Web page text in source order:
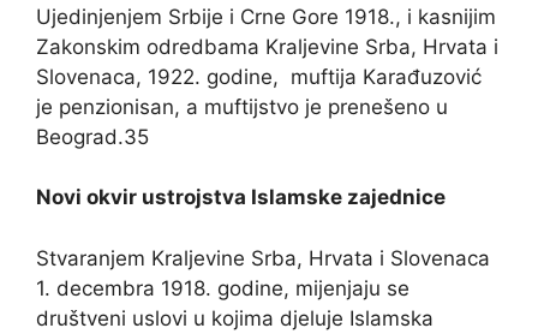
Ujedinjenjem Srbije i Crne Gore 1918., i kasnijim
Zakonskim odredbama Kraljevine Srba, Hrvata i
Slovenaca, 1922. godine, muftija Karađuzović
je penzionisan, a muftijstvo je prenešeno u
Beograd.35
Novi okvir ustrojstva Islamske zajednice
Stvaranjem Kraljevine Srba, Hrvata i Slovenaca
1. decembra 1918. godine, mijenjaju se
društveni uslovi u kojima djeluje Islamska